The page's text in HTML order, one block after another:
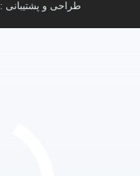
طراحی و پشتیبانی :